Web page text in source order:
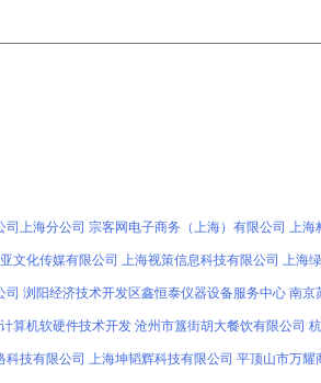
司上海分公司 宗客网电子商务（上海）有限公司 上海
文化传媒有限公司 上海视策信息科技有限公司 上海
司 浏阳经济技术开发区鑫恒泰仪器设备服务中心 南京
计算机软硬件技术开发 沧州市簋街胡大餐饮有限公司
科技有限公司 上海坤韬辉科技有限公司 平顶山市万耀